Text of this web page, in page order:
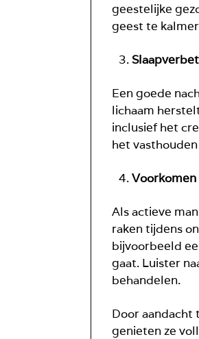
geestelijke
geest te
Een goede
lichaam
inclusief het
het
Voorkomen
Als actieve
raken tijdens
bijvoorbeeld
gaat. Luister
behandelen.
Door aandacht
genieten ze